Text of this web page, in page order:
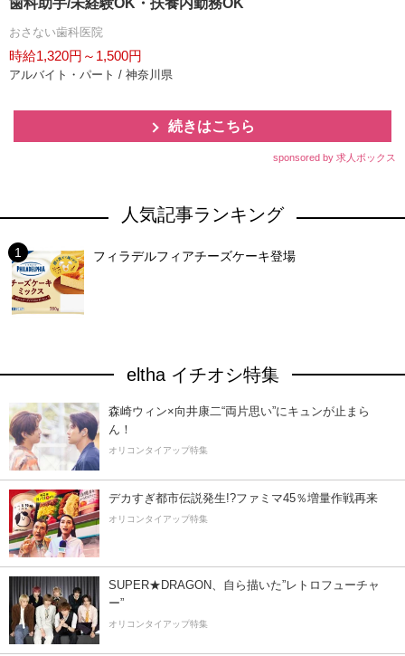
歯科助手/未経験OK・扶養内勤務OK
おさない歯科医院
時給1,320円～1,500円
アルバイト・パート / 神奈川県
続きはこちら
sponsored by 求人ボックス
人気記事ランキング
フィラデルフィアチーズケーキ登場
eltha イチオシ特集
森崎ウィン×向井康二“両片思い”にキュンが止まら
ん！
オリコンタイアップ特集
デカすぎ都市伝説発生!?ファミマ45％増量作戦再来
オリコンタイアップ特集
SUPER★DRAGON、自ら描いた”レトロフューチャ
ー”
オリコンタイアップ特集